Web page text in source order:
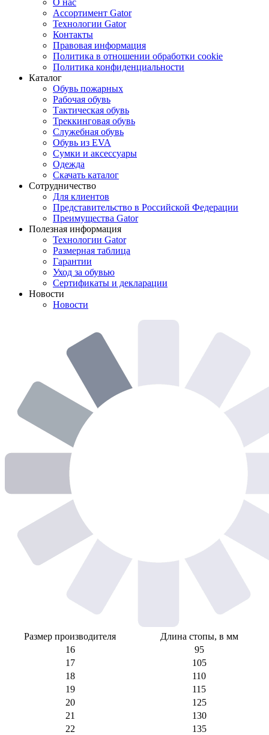
Ассортимент Gator
Технологии Gator
Контакты
Правовая информация
Политика в отношении обработки cookie
Политика конфиденциальности
Каталог
Обувь пожарных
Рабочая обувь
Тактическая обувь
Треккинговая обувь
Служебная обувь
Обувь из EVA
Сумки и аксессуары
Одежда
Скачать каталог
Сотрудничество
Для клиентов
Представительство в Российской Федерации
Преимущества Gator
Полезная информация
Технологии Gator
Размерная таблица
Гарантии
Уход за обувью
Сертификаты и декларации
Новости
Новости
Размер производителя
Длина стопы, в мм
16
95
17
105
18
110
19
115
20
125
21
130
22
135